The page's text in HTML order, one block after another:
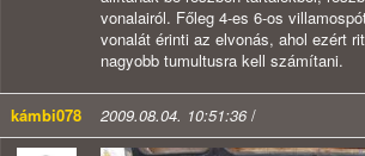
vonalairól. Főleg 4-es 6-os
vonalát érinti az elvonás, ahol ezért
nagyobb tumultusra kell számítani.
kámbi078 2009.08.04. 10:51:36/